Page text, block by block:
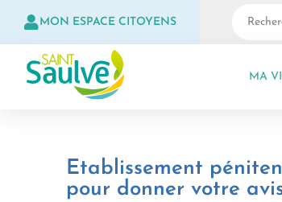
MON ESPACE CITOYENS
MA
Etablissement
pour donner votre